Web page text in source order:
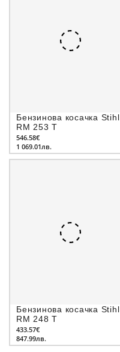
Бензинова косачка Stihl
RM 253 T
546.58€
1 069.01лв.
Бензинова косачка Stihl
RM 248 T
433.57€
847.99лв.